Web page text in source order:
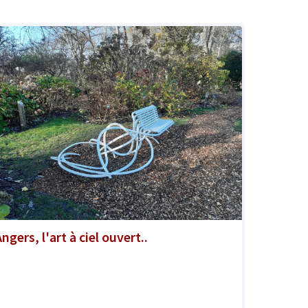
l'art à ciel ouvert..